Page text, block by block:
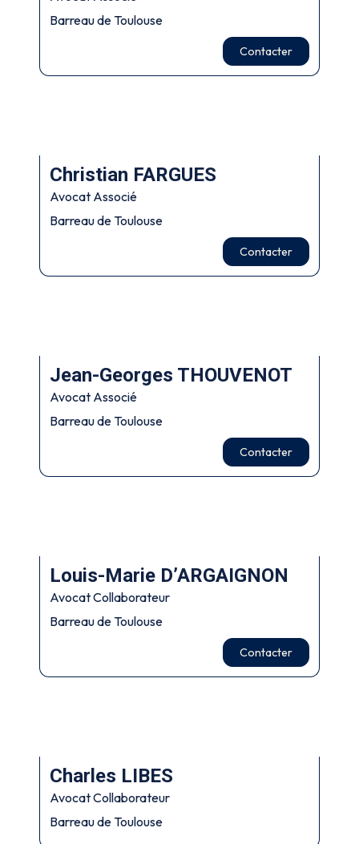
Barreau de Toulouse
Contacter
Christian FARGUES
Avocat Associé
Barreau de Toulouse
Contacter
Jean-Georges THOUVENOT
Avocat Associé
Barreau de Toulouse
Contacter
Louis-Marie D’ARGAIGNON
Avocat Collaborateur
Barreau de Toulouse
Contacter
Charles LIBES
Avocat Collaborateur
Barreau de Toulouse